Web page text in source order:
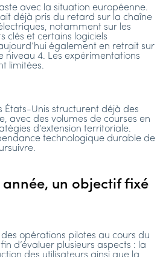
avec la situation européenne.
déjà pris du retard sur la chaîne
notamment sur les
clés et certains logiciels
également en retrait sur
niveau 4. Les expérimentations
limitées.
États-Unis structurent déjà des
avec des volumes de courses en
d’extension territoriale.
technologique durable de
année, un objectif fixé
opérations pilotes au cours du
d’évaluer plusieurs aspects : la